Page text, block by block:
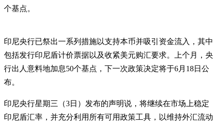
个基点。
印尼央行已祭出一系列措施以支持本币并吸引资金流入，其中
包括发行印尼盾计价票据以及收紧美元购汇要求。上个月，央
行出人意料地加息50个基点，下一次政策决定将于6月18日公
布。
印尼央行星期三（3日）发布的声明说，将继续在市场上稳定
印尼盾汇率，并充分利用所有可用政策工具，以维持外汇流动